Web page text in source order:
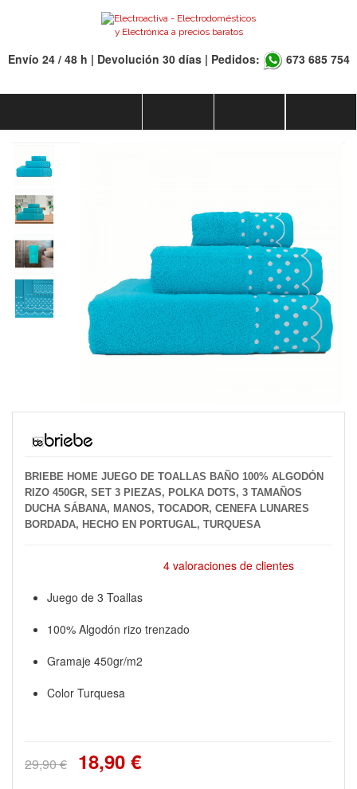
Envío 24 / 48 h | Devolución 30 días | Pedidos: 673 685 754
BRIEBE HOME JUEGO DE TOALLAS BAÑO 100% ALGODÓN
RIZO 450GR, SET 3 PIEZAS, POLKA DOTS, 3 TAMAÑOS
DUCHA SÁBANA, MANOS, TOCADOR, CENEFA LUNARES
BORDADA, HECHO EN PORTUGAL, TURQUESA
4 valoraciones de clientes
Juego de 3 Toallas
100% Algodón rizo trenzado
Gramaje 450gr/m2
Color Turquesa
29,90 € 18,90 €